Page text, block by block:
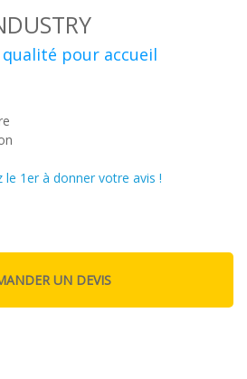
pour accueil
le 1er à donner votre avis !